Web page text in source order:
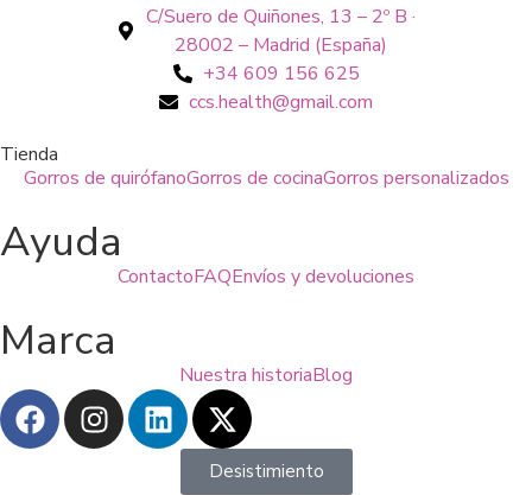
C/Suero de Quiñones, 13 – 2º B ·
28002 – Madrid (España)
+34 609 156 625
ccs.health@gmail.com
Tienda
Gorros de quirófanoGorros de cocinaGorros personalizados
Ayuda
ContactoFAQEnvíos y devoluciones
Marca
Nuestra historiaBlog
Desistimiento